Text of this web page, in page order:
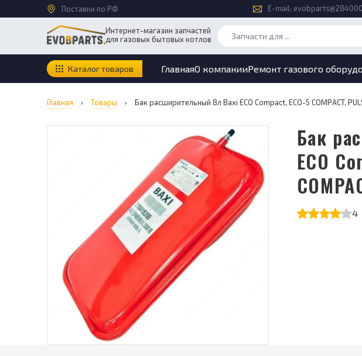
Поставки по РФ E-mail:
Интернет-магазин запчастей
для газовых бытовых котлов
Каталог товаров ГлавнаяО компанииРемонт газового
Главная › Товары › Бак расширительный 8л Baxi ECO Compact, ECO-5 COMPACT,
Бак расширительный 8л Baxi
ECO
4